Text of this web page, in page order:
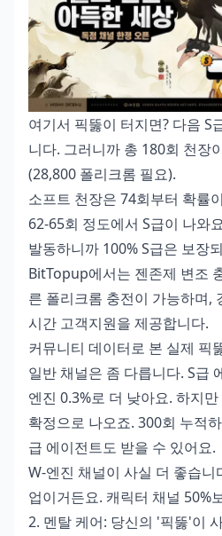
여기서 픽뚫이 터지면? 다음 S
니다. 그러니까 총 180회 천장
(28,800 폴리크롬 필요).
소프트 천장은 74회부터 확률
62-65회 정도에서 S급이 나와
발동하니까 100% S급은 보장
BitTopup에서는 젠존제 변조
른 폴리크롬 충전이 가능하며,
시간 고객지원을 제공합니다.
커뮤니티 데이터로 본 실제 픽
일반 채널은 좀 다릅니다. S급
엔진 0.3%로 더 낮아요. 하지
확정으로 나오죠. 300회 누적
급 에이전트도 받을 수 있어요.
W-엔진 채널이 사실 더 좋습니
업이거든요. 캐릭터 채널 50%
2. 멘탈 케어: 당신의 '픽뚫'이